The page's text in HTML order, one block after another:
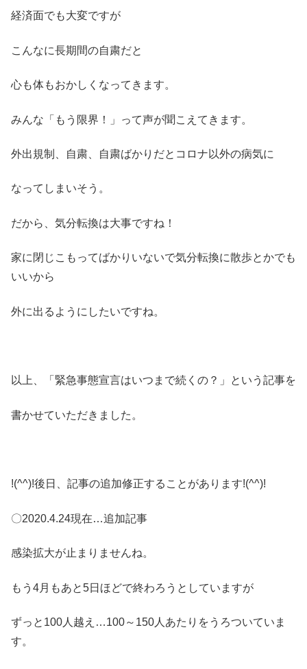
経済面でも大変ですが
こんなに長期間の自粛だと
心も体もおかしくなってきます。
みんな「もう限界！」って声が聞こえてきます。
外出規制、自粛、自粛ばかりだとコロナ以外の病気に
なってしまいそう。
だから、気分転換は大事ですね！
家に閉じこもってばかりいないで気分転換に散歩とかでも
いいから
外に出るようにしたいですね。
以上、「緊急事態宣言はいつまで続くの？」という記事を
書かせていただきました。
!(^^)!後日、記事の追加修正することがあります!(^^)!
〇2020.4.24現在…追加記事
感染拡大が止まりませんね。
もう4月もあと5日ほどで終わろうとしていますが
ずっと100人越え…100～150人あたりをうろついていま
す。